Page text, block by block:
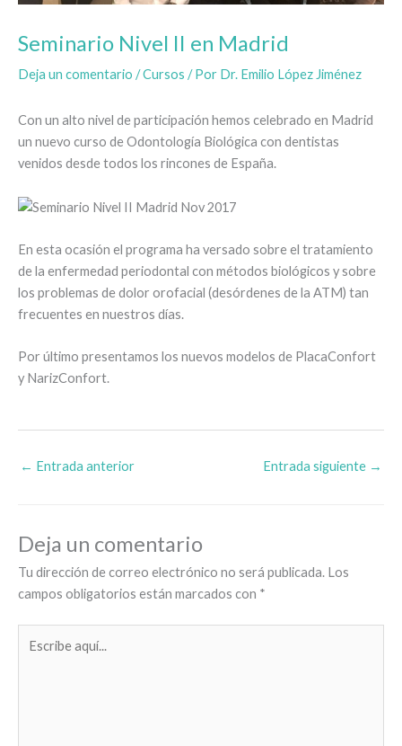
Seminario Nivel II en Madrid
Deja un comentario /Cursos / Por Dr. Emilio López Jiménez
Con un alto nivel de participación hemos celebrado en Madrid
un nuevo curso de Odontología Biológica con dentistas
venidos desde todos los rincones de España.
En esta ocasión el programa ha versado sobre el tratamiento
de la enfermedad periodontal con métodos biológicos y sobre
los problemas de dolor orofacial (desórdenes de la ATM) tan
frecuentes en nuestros días.
Por último presentamos los nuevos modelos de PlacaConfort
y NarizConfort.
← Entrada anterior Entrada siguiente →
Deja un comentario
Tu dirección de correo electrónico no será publicada. Los
campos obligatorios están marcados con *
aquí...